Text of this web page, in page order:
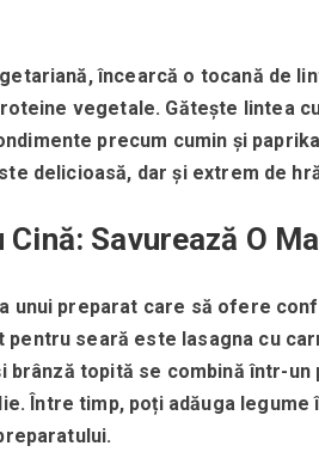
încearcă o tocană de
vegetale. Gătește lintea
precum cumin și
delicioasă, dar și extrem de
Cină: Savurează O
unui preparat care să ofere
pentru seară este lasagna cu
brânză topită se combină într-
Între timp, poți adăuga